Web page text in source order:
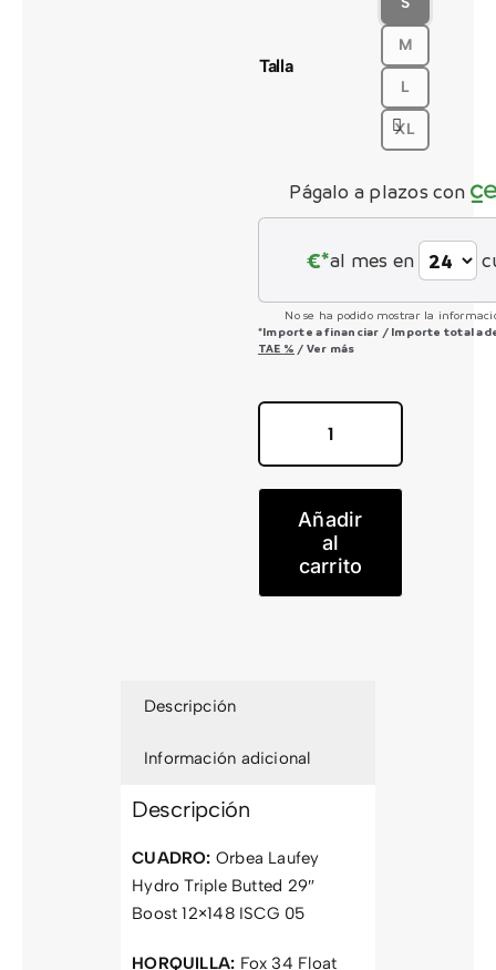
Talla
M
L
XL
Págalo a plazos con
€*al mes en
No se ha podido mostrar la
*Importe a financiar / Importe total
TAE % / Ver más
LAUFEY
cantidad
Añadir
al
carrito
Descripción
Información adicional
Descripción
CUADRO: Orbea Laufey
Hydro Triple Butted 29″
Boost 12×148 ISCG 05
HORQUILLA: Fox 34 Float